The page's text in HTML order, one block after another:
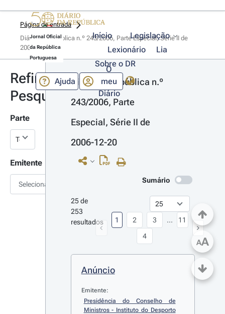
Jornal Oficial
da República
Portuguesa
Início
Legislação
Lexionário
Lia
Sobre o DR
Ajuda
O
meu
Diário
Página de entrada
Diário da República n.º 243/2006, Parte Especial, Série II de
2006-12-20
Refinar
Pesquisa
Parte
Emitente
Selecionar
Diário da República n.º
243/2006, Parte
Especial, Série II de
2006-12-20
Sumário
25 de
253
resultados
1 2
3
4
... 11
Anúncio
Emitente:
Presidência do Conselho de
Ministros - Instituto do Desporto
AA